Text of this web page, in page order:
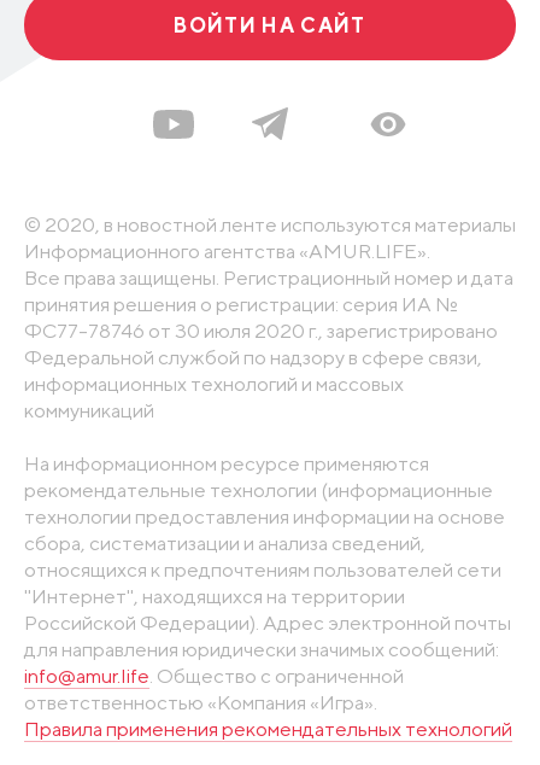
ВОЙТИ НА САЙТ
© 2020, в новостной ленте используются материалы
Информационного агентства «AMUR.LIFE».
Все права защищены. Регистрационный номер и дата
принятия решения о регистрации: серия ИА №
ФС77-78746 от 30 июля 2020 г., зарегистрировано
Федеральной службой по надзору в сфере связи,
информационных технологий и массовых
коммуникаций
На информационном ресурсе применяются
рекомендательные технологии (информационные
технологии предоставления информации на основе
сбора, систематизации и анализа сведений,
относящихся к предпочтениям пользователей сети
"Интернет", находящихся на территории
Российской Федерации). Адрес электронной почты
для направления юридически значимых сообщений:
info@amur.life . Общество с ограниченной
ответственностью «Компания «Игра».
Правила применения рекомендательных технологий